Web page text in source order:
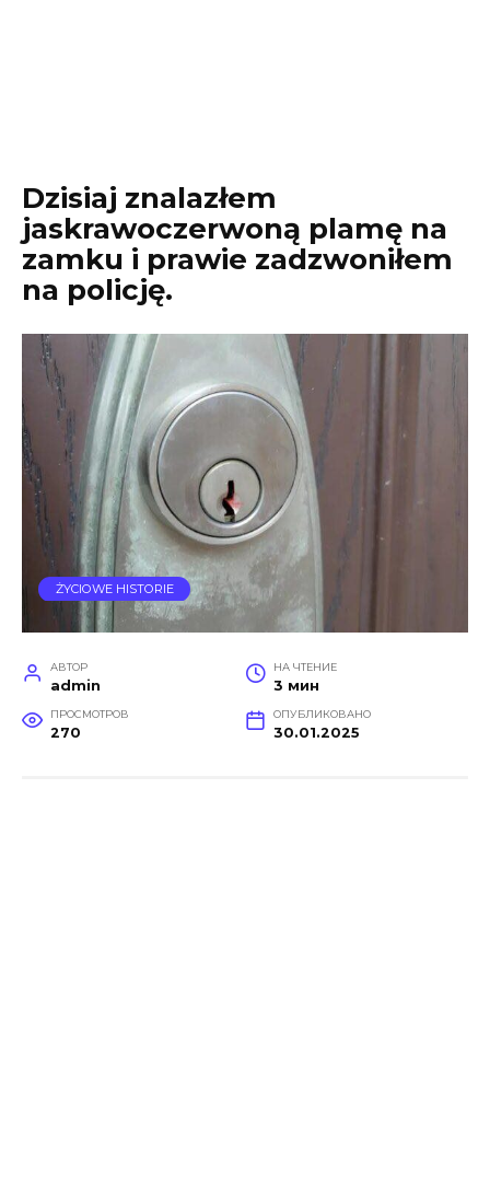
Dzisiaj znalazłem
jaskrawoczerwoną plamę na
zamku i prawie zadzwoniłem
na policję.
ŻYCIOWE HISTORIE
АВТОР
admin
НА ЧТЕНИЕ
3 мин
ПРОСМОТРОВ
270
ОПУБЛИКОВАНО
30.01.2025